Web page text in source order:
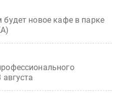
новое кафе в парке
августа